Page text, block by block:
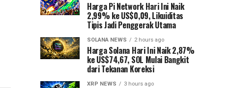
Harga Pi Network Hari Ini Naik
2,99% ke US$0,09, Likuiditas
Tipis Jadi Penggerak Utama
SOLANA NEWS 2 hours ago
Harga Solana Hari Ini Naik 2,87%
ke US$74,67, SOL Mulai Bangkit
dari Tekanan Koreksi
XRP NEWS 3 hours ago